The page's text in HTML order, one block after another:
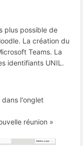
plus possible de
La création du
Teams. La
identifiants UNIL.
dans l'onglet
réunion »